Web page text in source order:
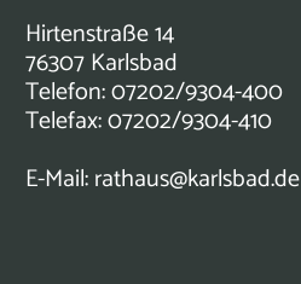
Hirtenstraße 14
76307 Karlsbad
Telefon: 07202/9304-400
Telefax: 07202/9304-410
E-Mail:rathaus@karlsbad.de